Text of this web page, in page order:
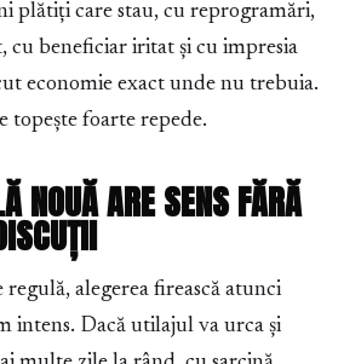
plătiți care stau, cu reprogramări,
cu beneficiar iritat și cu impresia
economie exact unde nu trebuia.
topește foarte repede.
NOUĂ ARE SENS FĂRĂ
regulă, alegerea firească atunci
intens. Dacă utilajul va urca și